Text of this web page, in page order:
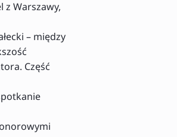
Warszawy,
– między
Część